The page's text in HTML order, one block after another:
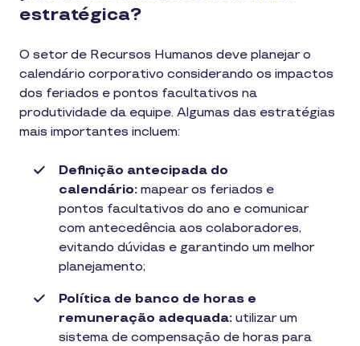
estratégica?
O setor de Recursos Humanos deve planejar o
calendário corporativo considerando os impactos
dos feriados e pontos facultativos na
produtividade da equipe. Algumas das estratégias
mais importantes incluem:
Definição antecipada do
calendário: mapear os feriados e
pontos facultativos do ano e comunicar
com antecedência aos colaboradores,
evitando dúvidas e garantindo um melhor
planejamento;
Política de banco de horas e
remuneração adequada: utilizar um
sistema de compensação de horas para